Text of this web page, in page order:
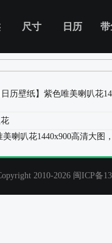
尺寸 日历 带
日历壁纸】紫色唯美喇叭花
喇叭花1440x900高清大
2010-2026 闽ICP备